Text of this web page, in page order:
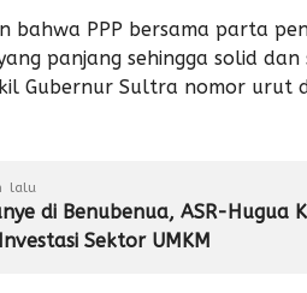
bahwa PPP bersama parta
panjang sehingga solid
Gubernur Sultra nomor urut
lalu
di Benubenua, ASR-Hugua
Sektor UMKM